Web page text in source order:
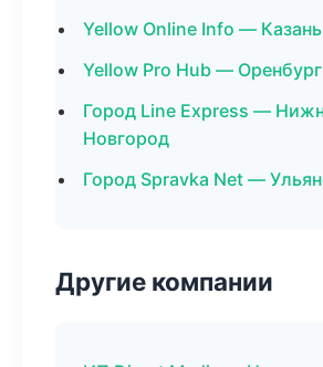
Yellow Online Info — Казань
Yellow Pro Hub — Оренбург
Город Line Express —
Новгород
Город Spravka Net —
Другие компании